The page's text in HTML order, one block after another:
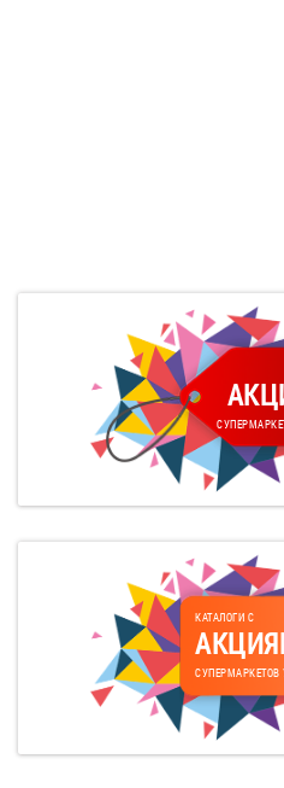
КАТАЛОГИ С
СУПЕРМАРКЕТОВ